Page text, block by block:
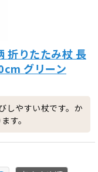
折りたたみ杖 長
グリーン
しやすい杖です。か
す。